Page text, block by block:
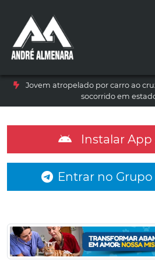
Jovem atropelado por carro ao
socorrido em
Instalar
Entrar no